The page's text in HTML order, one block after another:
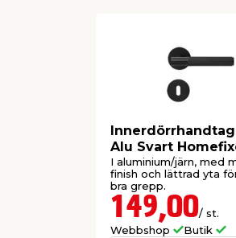
Alu Svart
I aluminium/järn, med
finish och lättrad yta
bra grepp.
149,00/ st.
Webbshop
Butik